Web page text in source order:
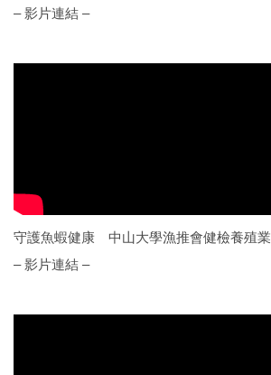
– 影片連結 –
守護魚蝦健康 中山大學漁推會健檢養殖業
– 影片連結 –